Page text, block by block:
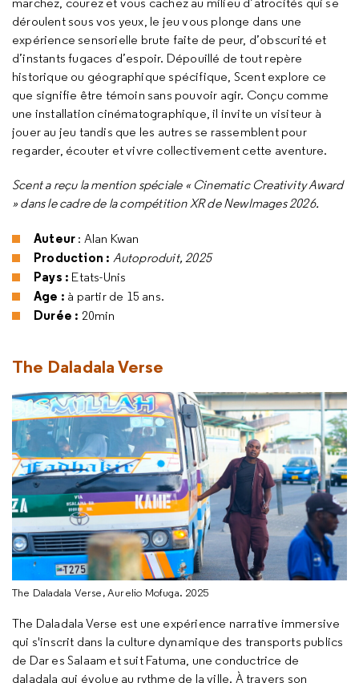
déroulent sous vos yeux, le jeu vous plonge dans une
expérience sensorielle brute faite de peur, d’obscurité et
d’instants fugaces d’espoir. Dépouillé de tout repère
historique ou géographique spécifique, Scent explore ce
que signifie être témoin sans pouvoir agir. Conçu comme
une installation cinématographique, il invite un visiteur à
jouer au jeu tandis que les autres se rassemblent pour
regarder, écouter et vivre collectivement cette aventure.
Scent a reçu la mention spéciale « Cinematic Creativity Award
» dans le cadre de la compétition XR de NewImages 2026.
Auteur : Alan Kwan
Production : Autoproduit, 2025
Pays : Etats-Unis
Age : à partir de 15 ans.
Durée : 20min
The Daladala Verse
The Daladala Verse, Aurelio Mofuga. 2025
The Daladala Verse est une expérience narrative immersive
qui s'inscrit dans la culture dynamique des transports publics
de Dar es Salaam et suit Fatuma, une conductrice de
daladala qui évolue au rythme de la ville. À travers son